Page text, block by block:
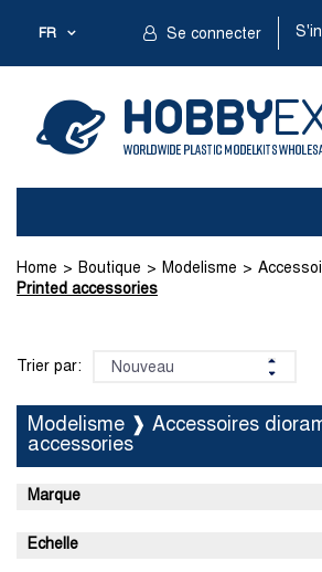
FR Se connecter
Home Boutique Modelisme
Printed accessories
Trier par:
Modelisme ❱ Accessoires
accessories
Marque
Echelle